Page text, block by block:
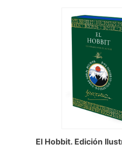
El Hobbit. Edición